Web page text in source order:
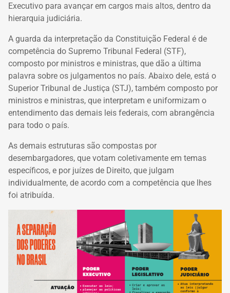
Executivo para avançar em cargos mais altos, dentro da
hierarquia judiciária.
A guarda da interpretação da Constituição Federal é de
competência do Supremo Tribunal Federal (STF),
composto por ministros e ministras, que dão a última
palavra sobre os julgamentos no país. Abaixo dele, está o
Superior Tribunal de Justiça (STJ), também composto por
ministros e ministras, que interpretam e uniformizam o
entendimento das demais leis federais, com abrangência
para todo o país.
As demais estruturas são compostas por
desembargadores, que votam coletivamente em temas
específicos, e por juízes de Direito, que julgam
individualmente, de acordo com a competência que lhes
foi atribuída.